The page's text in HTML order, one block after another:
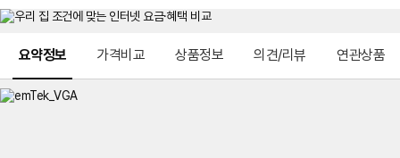
요약정보 가격비교 상품정보 의견/리뷰 연관상품